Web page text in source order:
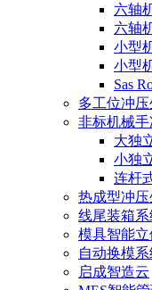
六轴
六轴
小型
小型
Sas
多工位冲
非标机械
大独
小独
连杆
热成型冲
线尾装箱系
模具智能
自动换模
启成智造云